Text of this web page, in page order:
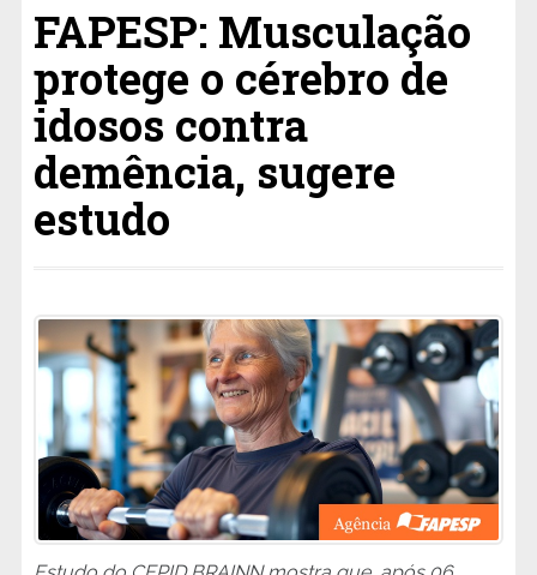
FAPESP: Musculação
protege o cérebro de
idosos contra
demência, sugere
estudo